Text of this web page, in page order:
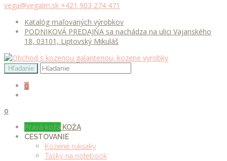
vega@vegalm.sk +421 903 274 471
Katalóg maľovaných výrobkov
PODNIKOVÁ PREDAJŇA sa nachádza na ulici Vajanského
18, 03101, Liptovský Mikuláš
0
0
Pravá koža KOŽA
CESTOVANIE
Kožené ruksaky
Tašky na notebook